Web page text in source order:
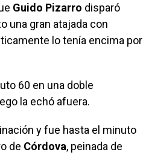
Guido Pizarro disparó
una gran atajada con
lo tenía encima por
60 en una doble
la echó afuera.
y fue hasta el minuto
de Córdova, peinada de